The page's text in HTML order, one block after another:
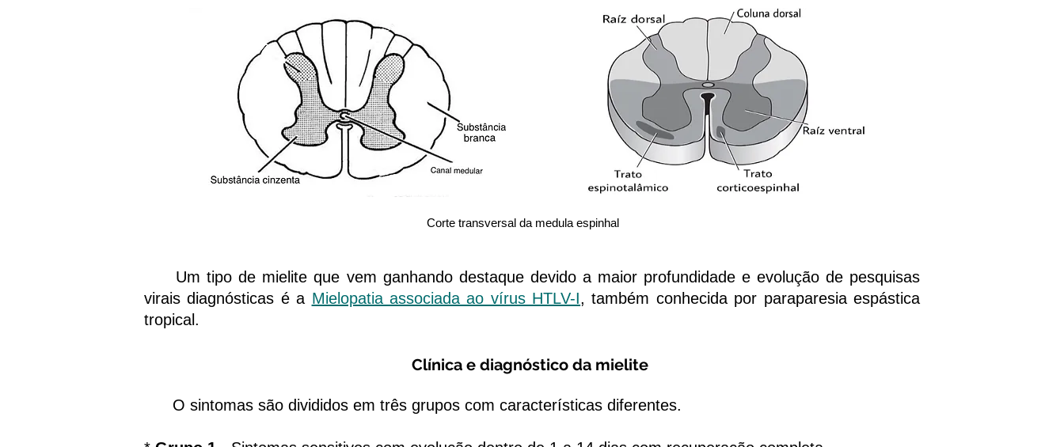
Corte transversal da medula espinhal
Um tipo de mielite que vem ganhando destaque devido a maior profundidade e evolução de pesquisas
virais diagnósticas é a Mielopatia associada ao vírus HTLV-I, também conhecida por paraparesia espástica
tropical.
Clínica e diagnóstico da mielite
O sintomas são divididos em três grupos com características diferentes.